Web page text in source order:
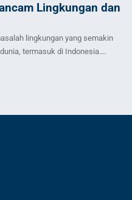
Lingkungan dan
lingkungan yang semakin
termasuk di Indonesia.